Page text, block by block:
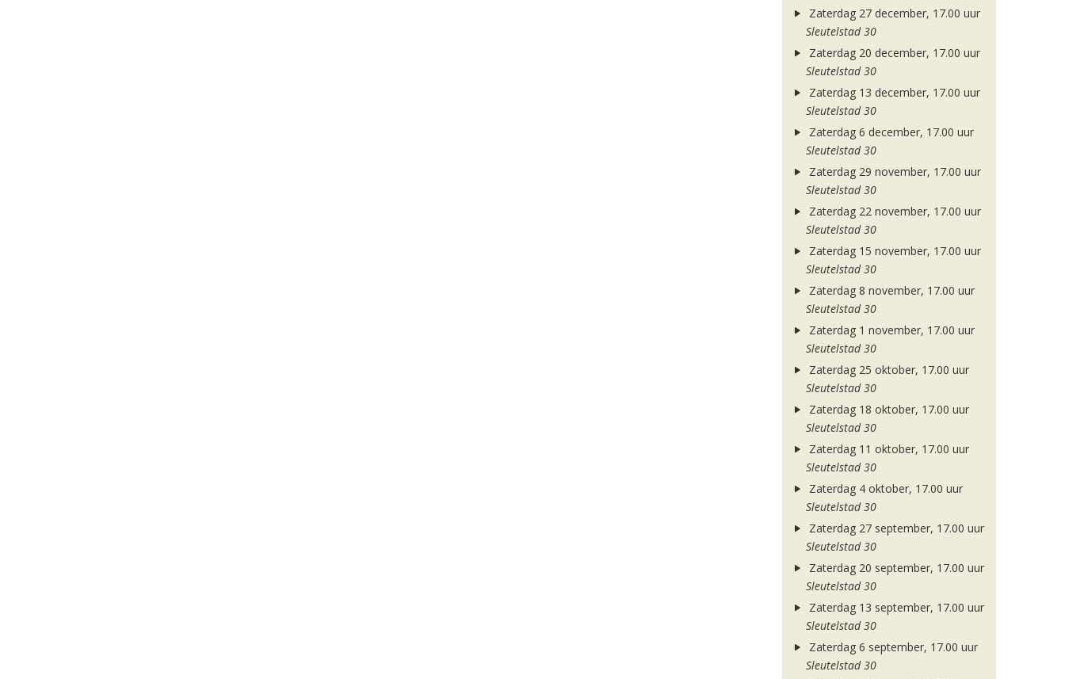
Zaterdag 27 december, 17.00 uur
Sleutelstad 30
Zaterdag 20 december, 17.00 uur
Sleutelstad 30
Zaterdag 13 december, 17.00 uur
Sleutelstad 30
Zaterdag 6 december, 17.00 uur
Sleutelstad 30
Zaterdag 29 november, 17.00 uur
Sleutelstad 30
Zaterdag 22 november, 17.00 uur
Sleutelstad 30
Zaterdag 15 november, 17.00 uur
Sleutelstad 30
Zaterdag 8 november, 17.00 uur
Sleutelstad 30
Zaterdag 1 november, 17.00 uur
Sleutelstad 30
Zaterdag 25 oktober, 17.00 uur
Sleutelstad 30
Zaterdag 18 oktober, 17.00 uur
Sleutelstad 30
Zaterdag 11 oktober, 17.00 uur
Sleutelstad 30
Zaterdag 4 oktober, 17.00 uur
Sleutelstad 30
Zaterdag 27 september, 17.00 uur
Sleutelstad 30
Zaterdag 20 september, 17.00 uur
Sleutelstad 30
Zaterdag 13 september, 17.00 uur
Sleutelstad 30
Zaterdag 6 september, 17.00 uur
Sleutelstad 30